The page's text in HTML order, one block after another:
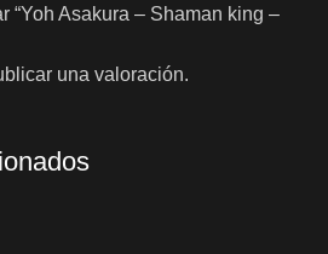
“Yoh Asakura – Shaman king –
una valoración.